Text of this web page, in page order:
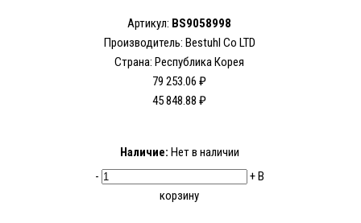
Артикул: BS9058998
Производитель: Bestuhl Co LTD
Страна: Республика Корея
79 253.06 ₽
45 848.88 ₽
Наличие: Нет в наличии
-
+В
корзину